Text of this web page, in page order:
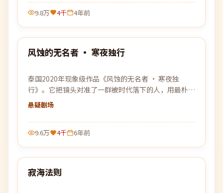
9.8万 4千 4年前
热门
风蚀的无名者 · 寒夜独行
泰国2020年现象级作品《风蚀的无名者 · 寒夜独
行》。它把镜头对准了一群被时代落下的人，用最朴素
的方式还原了他们最不平凡的日常。
悬疑剧场
9.6万 4千 6年前
热门
93:57
寂海法则